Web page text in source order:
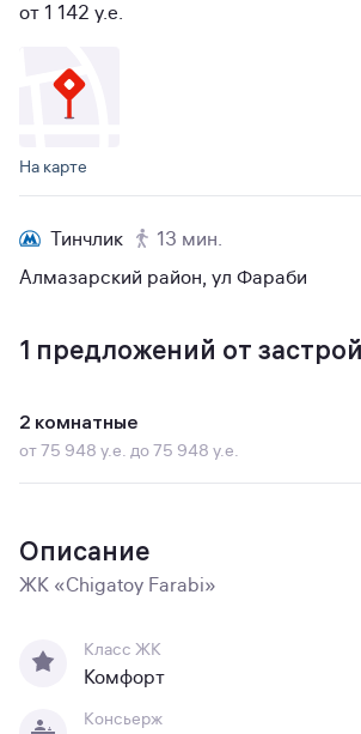
от 1 142 y.e.
На карте
Тинчлик
13 мин.
Алмазарский район, ул Фараби
1 предложений от
2 комнатные
от 75 948 у.е. до 75 948 у.е.
Описание
ЖК «Chigatoy Farabi»
Класс ЖК
Комфорт
Консьерж